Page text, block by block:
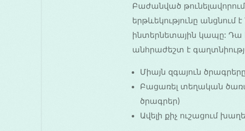
Բաժանված
երթևեկությունը անցնում
ինտերնետային կապը:
անհրաժեշտ է
Միայն զգայուն
Բացառել տեղական
ծրագրեր)
Ավելի քիչ ուշացում